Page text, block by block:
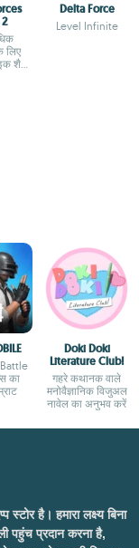
लिए
शैली
Delta Force
Level Infinite
का
Doki Doki
Literature Club!
गहरे कथानक वाले
मनोवैज्ञानिक विजुअल
नावेल का अनुभव करें
है। हमारा लक्ष्य बिना
पहुंच प्रदान करना है,